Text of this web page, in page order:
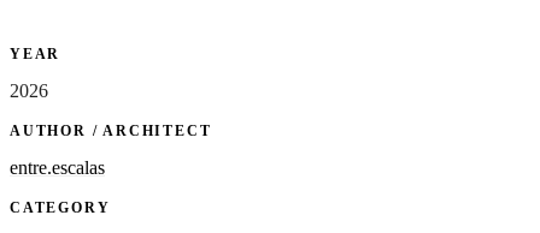
YEAR
2026
AUTHOR / ARCHITECT
entre.escalas
CATEGORY